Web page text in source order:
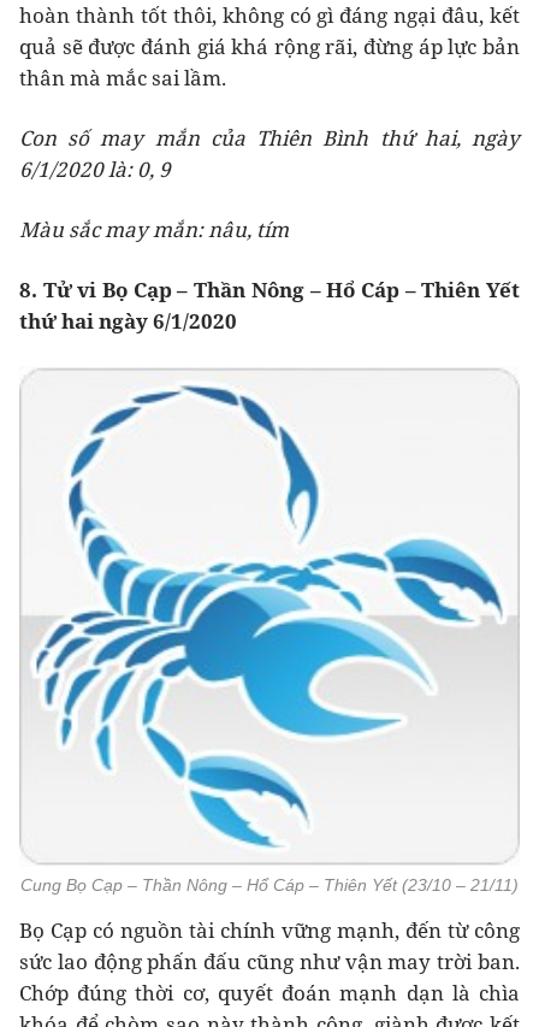
hoàn thành tốt thôi, không có gì đáng ngại đâu, kết
quả sẽ được đánh giá khá rộng rãi, đừng áp lực bản
thân mà mắc sai lầm.
Con số may mắn của Thiên Bình thứ hai, ngày
6/1/2020 là: 0, 9
Màu sắc may mắn: nâu, tím
8. Tử vi Bọ Cạp – Thần Nông – Hổ Cáp – Thiên Yết
thứ hai ngày 6/1/2020
Cung Bọ Cạp – Thần Nông – Hổ Cáp – Thiên Yết (23/10 – 21/11)
Bọ Cạp có nguồn tài chính vững mạnh, đến từ công
sức lao động phấn đấu cũng như vận may trời ban.
Chớp đúng thời cơ, quyết đoán mạnh dạn là chìa